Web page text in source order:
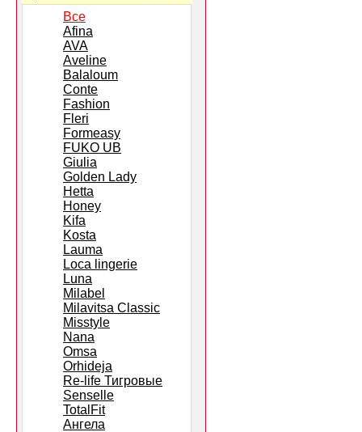
Все
Afina
AVA
Aveline
Balaloum
Conte
Fashion
Fleri
Formeasy
FUKO UB
Giulia
Golden Lady
Hetta
Honey
Kifa
Kosta
Lauma
Loca lingerie
Luna
Milabel
Milavitsa Classic
Misstyle
Nana
Omsa
Orhideja
Re-life Тигровые
Senselle
TotalFit
Ангела